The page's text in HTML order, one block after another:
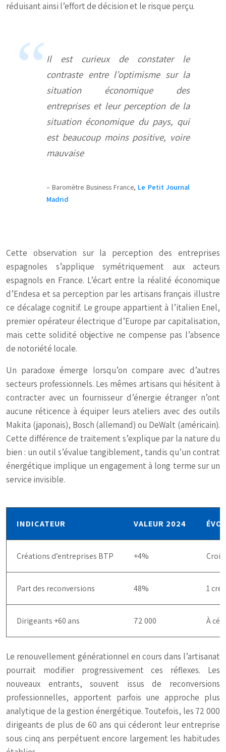
réduisant ainsi l’effort de décision et le risque perçu.
Il est curieux de constater le
contraste entre l’optimisme sur la
situation économique des
entreprises et leur perception de la
situation économique du pays, qui
est beaucoup moins positive, voire
mauvaise
– Baromètre Business France, Le Petit Journal
Madrid
Cette observation sur la perception des entreprises
espagnoles s’applique symétriquement aux acteurs
espagnols en France. L’écart entre la réalité économique
d’Endesa et sa perception par les artisans français illustre
ce décalage cognitif. Le groupe appartient à l’italien Enel,
premier opérateur électrique d’Europe par capitalisation,
mais cette solidité objective ne compense pas l’absence
de notoriété locale.
Un paradoxe émerge lorsqu’on compare avec d’autres
secteurs professionnels. Les mêmes artisans qui hésitent à
contracter avec un fournisseur d’énergie étranger n’ont
aucune réticence à équiper leurs ateliers avec des outils
Makita (japonais), Bosch (allemand) ou DeWalt (américain).
Cette différence de traitement s’explique par la nature du
bien : un outil s’évalue tangiblement, tandis qu’un contrat
énergétique implique un engagement à long terme sur un
service invisible.
INDICATEUR VALEUR 2024
Créations d’entreprises BTP +4%
Part des reconversions 48% 1
Dirigeants +60 ans 72 000 À
Le renouvellement générationnel en cours dans l’artisanat
pourrait modifier progressivement ces réflexes. Les
nouveaux entrants, souvent issus de reconversions
professionnelles, apportent parfois une approche plus
analytique de la gestion énergétique. Toutefois, les 72 000
dirigeants de plus de 60 ans qui céderont leur entreprise
sous cinq ans perpétuent encore largement les habitudes